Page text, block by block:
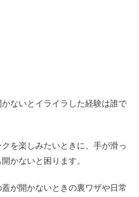
ないとイライラした経験は誰で
を楽しみたいときに、手が滑っ
かないと困ります。
が開かないときの裏ワザや日常